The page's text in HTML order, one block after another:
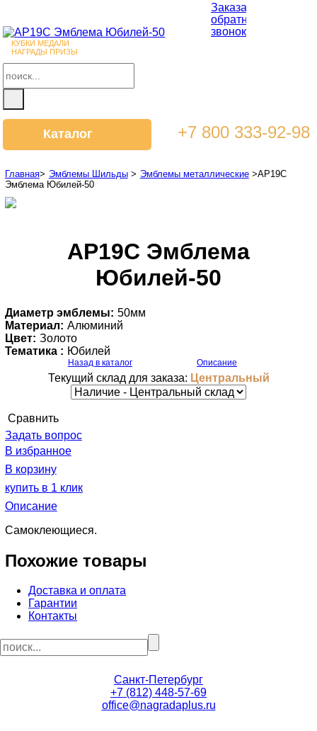
КУБКИ МЕДАЛИ
НАГРАДЫ ПРИЗЫ
Заказать
обратный
звонок
Каталог +7 800 333-92-98
Главная> Эмблемы Шильды> Эмблемы металлические>AP19C
Эмблема Юбилей-50
AP19C Эмблема
Юбилей-50
Диаметр эмблемы: 50мм
Материал: Алюминий
Цвет: Золото
Тематика : Юбилей
Назад в каталог Описание
Текущий склад для заказа: Центральный
Cравнить
Задать вопрос
В избранное
В корзину
купить в 1 клик
Описание
Самоклеющиеся.
Похожие товары
Доставка и оплата
Гарантии
Контакты
Санкт-Петербург
+7 (812) 448-57-69
office@nagradaplus.ru